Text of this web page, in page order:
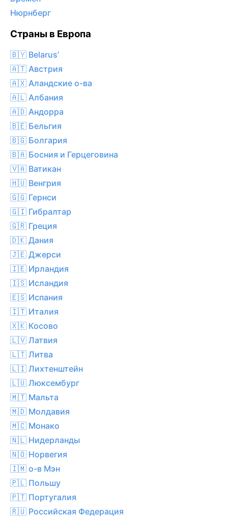
Нюрнберг
Страны в Европа
🇧🇾 Belarus’
🇦🇹 Австрия
🇦🇽 Аландские о-ва
🇦🇱 Албания
🇦🇩 Андорра
🇧🇪 Бельгия
🇧🇬 Болгария
🇧🇦 Босния и Герцеговина
🇻🇦 Ватикан
🇭🇺 Венгрия
🇬🇬 Гернси
🇬🇮 Гибралтар
🇬🇷 Греция
🇩🇰 Дания
🇯🇪 Джерси
🇮🇪 Ирландия
🇮🇸 Исландия
🇪🇸 Испания
🇮🇹 Италия
🇽🇰 Косово
🇱🇻 Латвия
🇱🇹 Литва
🇱🇮 Лихтенштейн
🇱🇺 Люксембург
🇲🇹 Мальта
🇲🇩 Молдавия
🇲🇨 Монако
🇳🇱 Нидерланды
🇳🇴 Норвегия
🇮🇲 о-в Мэн
🇵🇱 Польшу
🇵🇹 Португалия
🇷🇺 Российская Федерация